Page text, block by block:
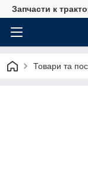
Запчасти к
Товари та